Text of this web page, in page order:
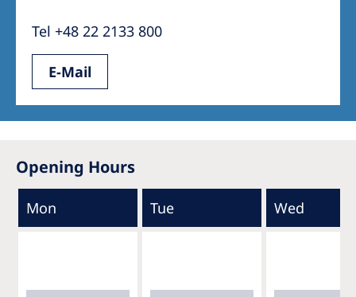
Tel +48 22 2133 800
E-Mail
Opening Hours
Mon Tue Wed